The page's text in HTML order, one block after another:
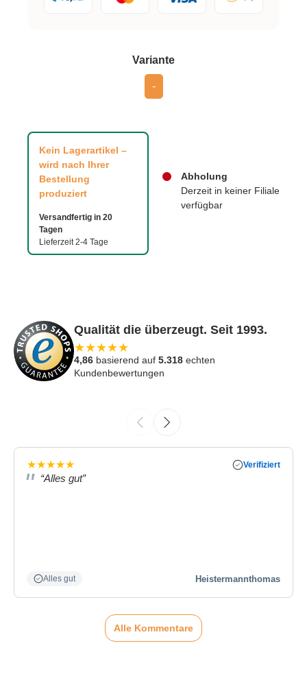
Kein Lagerartikel –
wird nach Ihrer
Bestellung
produziert
Versandfertig in 20
Tagen
Lieferzeit 2-4 Tage
Abholung
Derzeit in keiner Filiale
verfügbar
Varianteauswählen
-
Qualität die überzeugt. Seit 1993.
★★★★★
4,86 basierend auf 5.318 echten
Kundenbewertungen
★★★★★ Verifiziert
“Alles gut”
Alles gut Heistermannthomas
Alle Kommentare